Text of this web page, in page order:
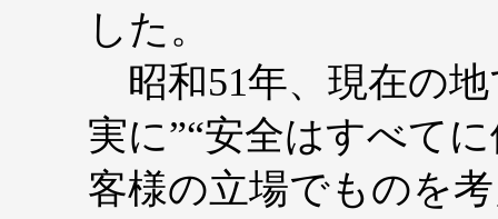
した。
昭和51年、現在の地
実に”“安全はすべて
客様の立場でものを